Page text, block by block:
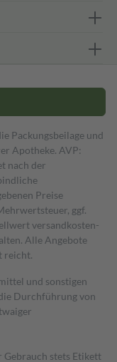
Packungsbeilage und
Apotheke. AVP:
nach der
Preise
ggf.
versand­kosten­
Alle Angebote
reicht.
und sonstigen
Durchführung von
stets Etikett